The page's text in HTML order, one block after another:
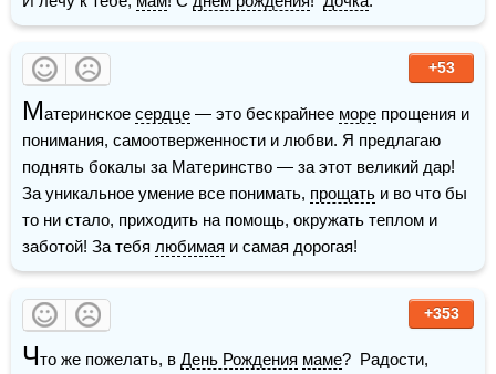
+53
Материнское сердце — это бескрайнее море прощения и
понимания, самоотверженности и любви. Я предлагаю
поднять бокалы за Материнство — за этот великий дар!
За уникальное умение все понимать, прощать и во что бы
то ни стало, приходить на помощь, окружать теплом и
заботой! За тебя любимая и самая дорогая!
+353
Что же пожелать, в День Рождения маме?  Радости,